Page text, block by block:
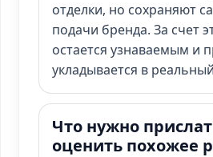
отделки, но сохраняют
подачи бренда. За счет
остается узнаваемым и
укладывается в
Что нужно
оценить похожее